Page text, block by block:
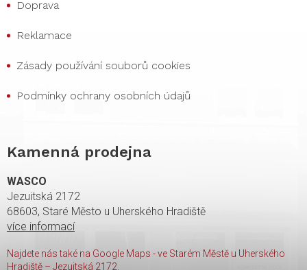
Doprava
Reklamace
Zásady používání souborů cookies
Podmínky ochrany osobních údajů
Kamenná prodejna
WASCO
Jezuitská 2172
68603, Staré Město u Uherského Hradiště
více informací
Najdete nás také na Google Maps - ve Starém Městě u Uherského
Hradiště – Jezuitská 2172.